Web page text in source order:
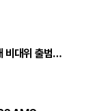
비대위 출범…